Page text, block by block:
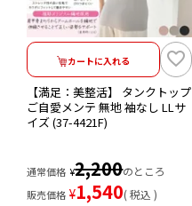
カートに入れる
【満足：美整活】 タンクトップ
ご自愛メンテ 無地 袖なし LLサ
イズ (37-4421F)
通常価格 ¥2,200のところ
販売価格 ¥1,540 税込